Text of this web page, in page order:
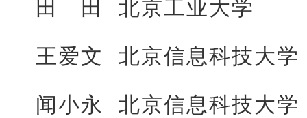
田 田 北京工业大学
王爱文 北京信息科技大学
闻小永 北京信息科技大学